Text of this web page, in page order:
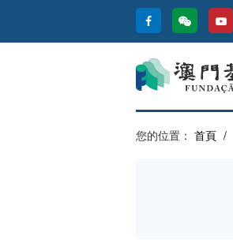
您的位置： 首頁 /